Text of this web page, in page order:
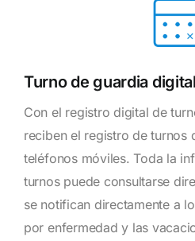
Turno de guardia digital
Con el registro digital de
reciben el registro de turnos
teléfonos móviles. Toda la
turnos puede consultarse
se notifican directamente a
por enfermedad y las